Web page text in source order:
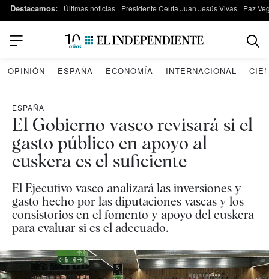
Destacamos: Últimas noticias Presidente Ceuta Juan Jesús Vivas Paz
OPINIÓN ESPAÑA ECONOMÍA INTERNACIONAL
ESPAÑA
El Gobierno vasco revisará si el
gasto público en apoyo al
euskera es el suficiente
El Ejecutivo vasco analizará las inversiones y
gasto hecho por las diputaciones vascas y los
consistorios en el fomento y apoyo del euskera
para evaluar si es el adecuado.